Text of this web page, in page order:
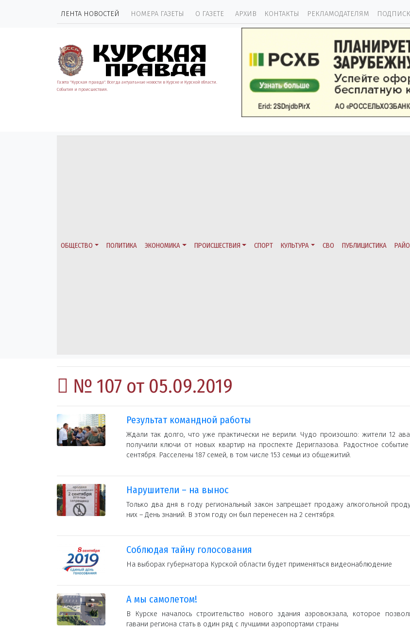
ЛЕНТА НОВОСТЕЙ НОМЕРА ГАЗЕТЫ О ГАЗЕТЕ АРХИВ КОНТАКТЫ РЕКЛАМОДАТЕЛЯМ
Газета "Курская правда". Всегда актуальные новости в Курске и Курской области.
События и происшествия.
ОБЩЕСТВО ПОЛИТИКА ЭКОНОМИКА ПРОИСШЕСТВИЯ СПОРТ КУЛЬТУРА СВО ПУБЛИЦИСТИКА
№ 107 от 05.09.2019
Результат командной работы
Ждали так долго, что уже практически не верили. Чудо произошло: жители 12
получили ключи от новых квартир на проспекте Дериглазова. Радостное
сентября. Расселены 187 семей, в том числе 153 семьи из общежитий.
Нарушители – на вынос
Только два дня в году региональный закон запрещает продажу алкогольной
них – День знаний. В этом году он был перенесен на 2 сентября.
Соблюдая тайну голосования
На выборах губернатора Курской области будет применяться видеонаблюдение
А мы самолетом!
В Курске началось строительство нового здания аэровокзала, которое
гавани региона стать в один ряд с лучшими аэропортами страны